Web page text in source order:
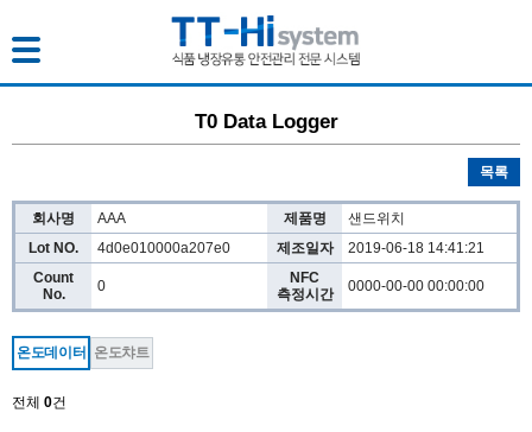
T T-Hi system
Business
Food microbial Tool
다운로드
T0 Data Logger
목록
회사명 AAA 제품명
샌드위치
Lot NO.
4d0e010000a207e0 제조일자
2019-06-18 14:41:21
Count
No.
0
NFC
측정시간
0000-00-00 00:00:00
온도데이터 온도챠트
전체 0건